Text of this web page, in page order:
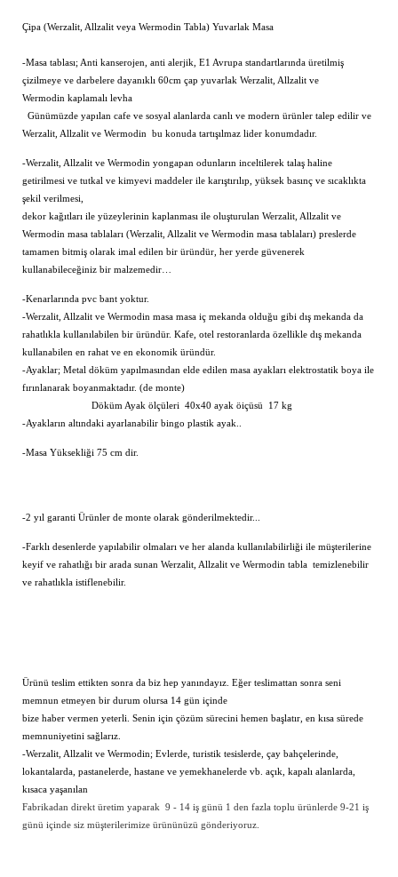
Çipa (Werzalit, Allzalit veya Wermodin Tabla) Yuvarlak Masa
-Masa tablası; Anti kanserojen, anti alerjik, E1 Avrupa standartlarında üretilmiş
çizilmeye ve darbelere dayanıklı 60cm çap yuvarlak Werzalit, Allzalit ve
Wermodin kaplamalı levha
Günümüzde yapılan cafe ve sosyal alanlarda canlı ve modern ürünler talep edilir ve
Werzalit, Allzalit ve Wermodin bu konuda tartışılmaz lider konumdadır.
-Werzalit, Allzalit ve Wermodin yongapan odunların inceltilerek talaş haline
getirilmesi ve tutkal ve kimyevi maddeler ile karıştırılıp, yüksek basınç ve sıcaklıkta
şekil verilmesi,
dekor kağıtları ile yüzeylerinin kaplanması ile oluşturulan Werzalit, Allzalit ve
Wermodin masa tablaları (Werzalit, Allzalit ve Wermodin masa tablaları) preslerde
tamamen bitmiş olarak imal edilen bir üründür, her yerde güvenerek
kullanabileceğiniz bir malzemedir…
-Kenarlarında pvc bant yoktur.
-Werzalit, Allzalit ve Wermodin masa masa iç mekanda olduğu gibi dış mekanda da
rahatlıkla kullanılabilen bir üründür. Kafe, otel restoranlarda özellikle dış mekanda
kullanabilen en rahat ve en ekonomik üründür.
-Ayaklar; Metal döküm yapılmasından elde edilen masa ayakları elektrostatik boya ile
fırınlanarak boyanmaktadır. (de monte)
Döküm Ayak ölçüleri 40x40 ayak öiçüsü 17 kg
-Ayakların altındaki ayarlanabilir bingo plastik ayak..
-Masa Yüksekliği 75 cm dir.
-2 yıl garanti Ürünler de monte olarak gönderilmektedir...
-Farklı desenlerde yapılabilir olmaları ve her alanda kullanılabilirliği ile müşterilerine
keyif ve rahatlığı bir arada sunan Werzalit, Allzalit ve Wermodin tabla temizlenebilir
ve rahatlıkla istiflenebilir.
Ürünü teslim ettikten sonra da biz hep yanındayız. Eğer teslimattan sonra seni
memnun etmeyen bir durum olursa 14 gün içinde
bize haber vermen yeterli. Senin için çözüm sürecini hemen başlatır, en kısa sürede
memnuniyetini sağlarız.
-Werzalit, Allzalit ve Wermodin; Evlerde, turistik tesislerde, çay bahçelerinde,
lokantalarda, pastanelerde, hastane ve yemekhanelerde vb. açık, kapalı alanlarda,
kısaca yaşanılan
Fabrikadan direkt üretim yaparak 9 - 14 iş günü 1 den fazla toplu ürünlerde 9-21 iş
günü içinde siz müşterilerimize ürününüzü gönderiyoruz.